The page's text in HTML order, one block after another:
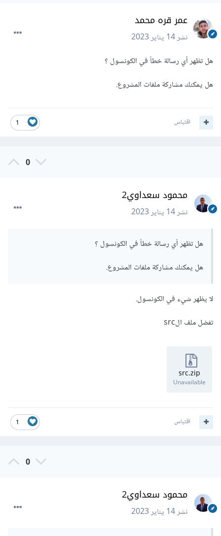
عمر قره محمد
نشر14 يناير 2023
هل تظهر أي رسالة خطأ في الكونسول ؟
هل يمكنك مشاركة ملفات المشروع.
1 اقتباس
0
محمود سعداوي2
نشر14 يناير 2023
هل تظهر أي رسالة خطأ في الكونسول ؟
هل يمكنك مشاركة ملفات المشروع.
لا يظهر شيء في الكونسول.
تفضل ملف الsrc
src.zip
Unavailable
1 اقتباس
0
محمود سعداوي2
نشر14 يناير 2023